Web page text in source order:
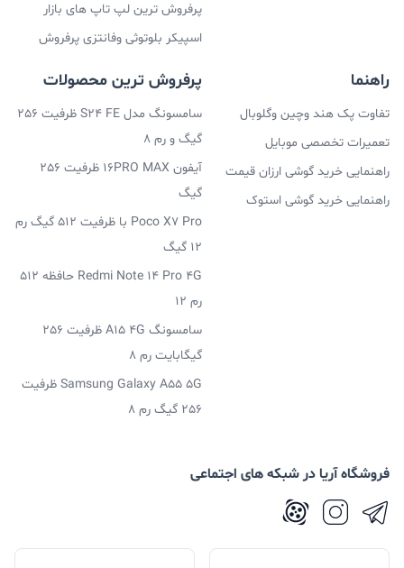
پرفروش ترین لپ تاپ های بازار
اسپیکر بلوتوثی وفانتزی پرفروش
راهنما
تفاوت پک هند وچین وگلوبال
تعمیرات تخصصی موبایل
راهنمایی خرید گوشی ارزان قیمت
راهنمایی خرید گوشی استوک
پرفروش ترین محصولات
سامسونگ مدل S24 FE ظرفیت 256
گیگ و رم 8
آیفون 16PRO MAX ظرفیت 256
گیگ
Poco X7 Pro با ظرفیت 512 گیگ رم
12 گیگ
Redmi Note 14 Pro 4G حافظه 512
رم 12
سامسونگ A15 4G ظرفیت 256
گیگابایت رم 8
Samsung Galaxy A55 5G ظرفیت
256 گیگ رم 8
فروشگاه آریا در شبکه های اجتماعی